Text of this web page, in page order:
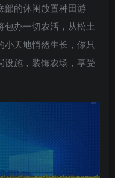
部的休闲放置种田游
包办一切农活，从松土
天地悄然生长，你只
设施，装饰农场，享受